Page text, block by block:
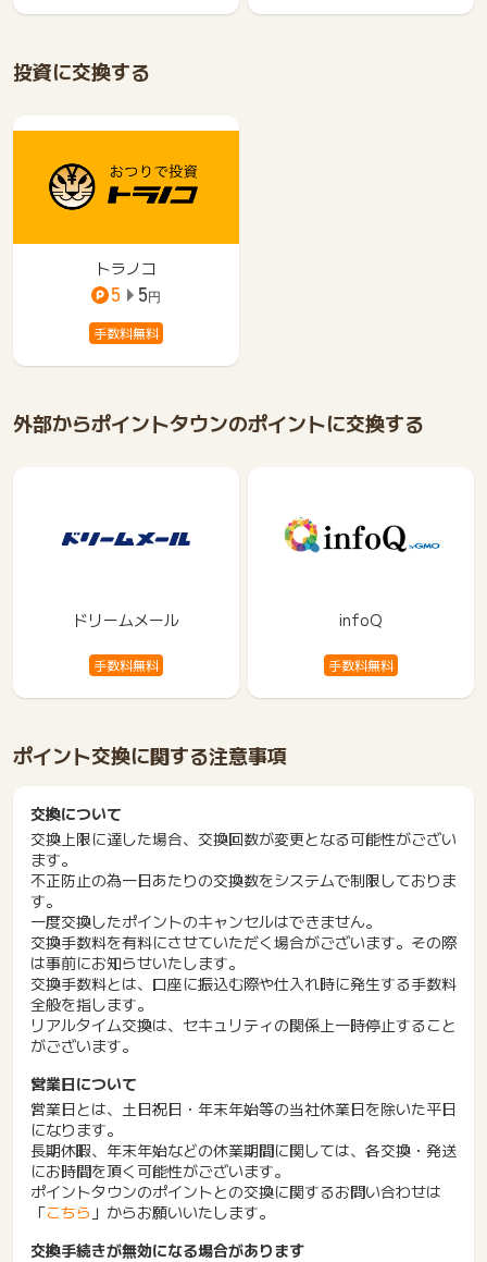
投資に交換する
トラノコ
5 5円
手数料無料
外部からポイントタウンのポイントに交換する
ドリームメール
手数料無料
infoQ
手数料無料
ポイント交換に関する注意事項
交換について
交換上限に達した場合、交換回数が変更となる可能性がござい
ます。
不正防止の為一日あたりの交換数をシステムで制限しておりま
す。
一度交換したポイントのキャンセルはできません。
交換手数料を有料にさせていただく場合がございます。その際
は事前にお知らせいたします。
交換手数料とは、口座に振込む際や仕入れ時に発生する手数料
全般を指します。
リアルタイム交換は、セキュリティの関係上一時停止すること
がございます。
営業日について
営業日とは、土日祝日・年末年始等の当社休業日を除いた平日
になります。
長期休暇、年末年始などの休業期間に関しては、各交換・発送
にお時間を頂く可能性がございます。
ポイントタウンのポイントとの交換に関するお問い合わせは
「こちら 」からお願いいたします。
交換手続きが無効になる場合があります